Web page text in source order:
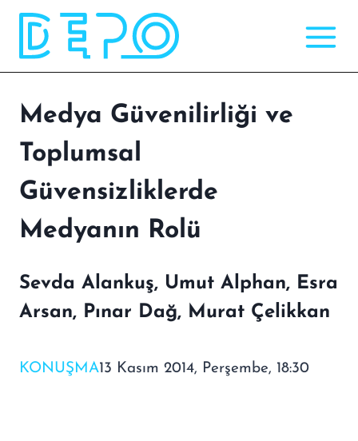
Skip
content
Medya Güvenilirliği ve
Toplumsal
Güvensizliklerde
Medyanın Rolü
Sevda Alankuş, Umut Alphan, Esra
Arsan, Pınar Dağ, Murat Çelikkan
KONUŞMA13 Kasım 2014, Perşembe, 18:30